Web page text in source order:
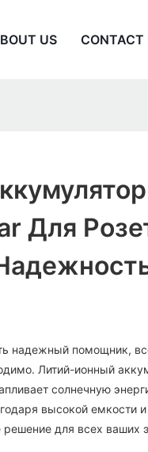
US CONTACT
Для
надежный помощник,
Литий-ионный
солнечную
высокой емкости
для всех ваших